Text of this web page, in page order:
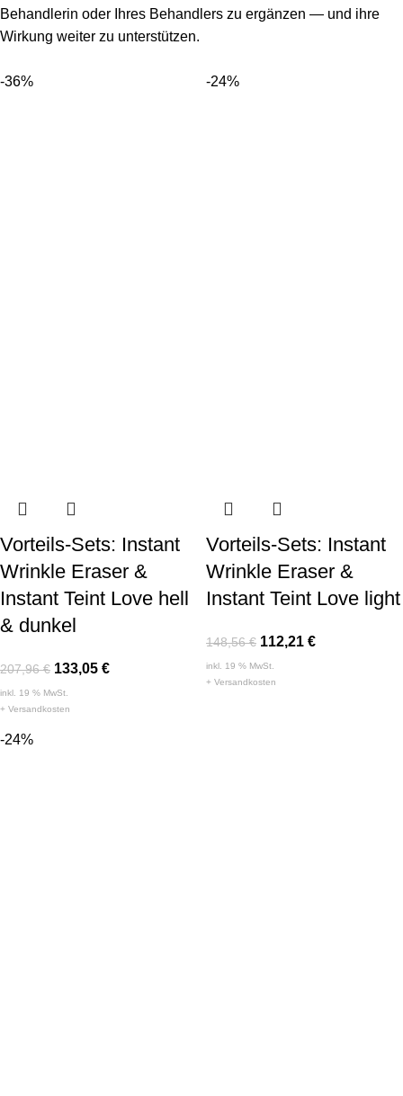
Behandlerin oder Ihres Behandlers zu ergänzen — und ihre
Wirkung weiter zu unterstützen.
-36%
Vorteils-Sets: Instant
Wrinkle Eraser &
Instant Teint Love hell
& dunkel
207,96€ 133,05 €
inkl. 19 % MwSt.
+ Versandkosten
-24%
Vorteils-Sets: Instant
Wrinkle Eraser &
Instant Teint Love light
148,56€ 112,21 €
inkl. 19 % MwSt.
+ Versandkosten
-24%